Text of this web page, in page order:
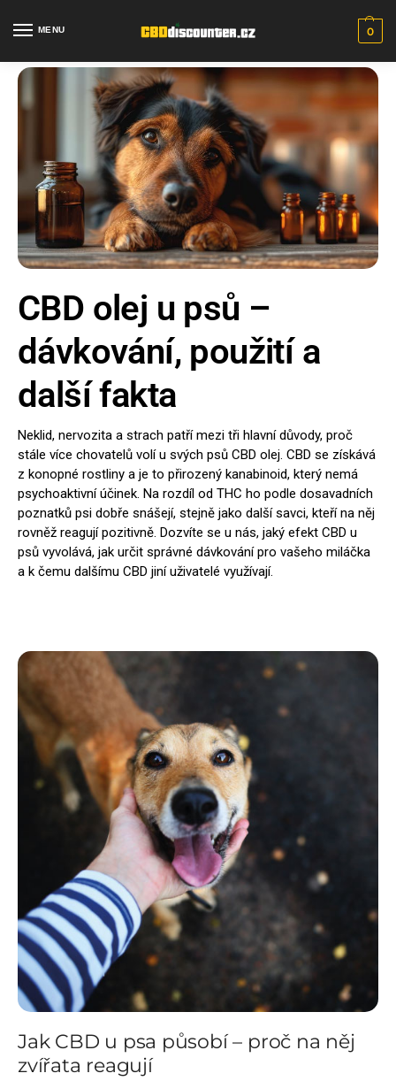
MENU 0
CBD olej u psů –
dávkování, použití a
další fakta
Neklid, nervozita a strach patří mezi tři hlavní důvody, proč
stále více chovatelů volí u svých psů CBD olej. CBD se získává
z konopné rostliny a je to přirozený kanabinoid, který nemá
psychoaktivní účinek. Na rozdíl od THC ho podle dosavadních
poznatků psi dobře snášejí, stejně jako další savci, kteří na něj
rovněž reagují pozitivně. Dozvíte se u nás, jaký efekt CBD u
psů vyvolává, jak určit správné dávkování pro vašeho miláčka
a k čemu dalšímu CBD jiní uživatelé využívají.
Jak CBD u psa působí – proč na něj
zvířata reagují